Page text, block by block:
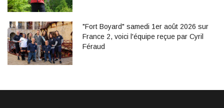
"Fort Boyard" samedi 1er août 2026 sur
France 2, voici l'équipe reçue par Cyril
Féraud